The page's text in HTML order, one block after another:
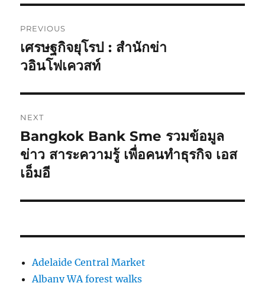
navigation
PREVIOUS
Previous
post:
เศรษฐกิจยุโรป : สำนักข่า
วอินโฟเควสท์
NEXT
Next
post:
Bangkok Bank Sme รวมข้อมูล
ข่าว สาระความรู้ เพื่อคนทำธุรกิจ เอส
เอ็มอี
Adelaide Central Market
Albany WA forest walks